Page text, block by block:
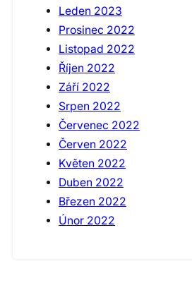
Leden 2023
Prosinec 2022
Listopad 2022
Říjen 2022
Září 2022
Srpen 2022
Červenec 2022
Červen 2022
Květen 2022
Duben 2022
Březen 2022
Únor 2022